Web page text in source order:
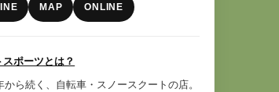
MAP ONLINE
スポーツとは？
から続く、自転車・スノースクートの店。